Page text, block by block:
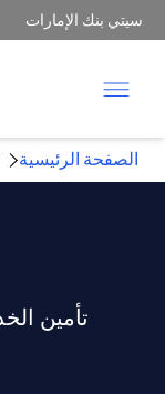
سيتي بنك الإمارات
الصفحة الرئيسية
تأمين